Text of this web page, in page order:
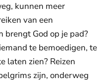
kunnen meer
van een
brengt God op je pad?
te bemoedigen, te
laten zien? Reizen
zijn, onderweg